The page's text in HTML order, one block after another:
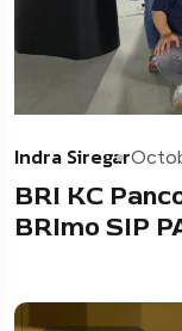
Indra Siregar
BRI KC
BRImo SIP